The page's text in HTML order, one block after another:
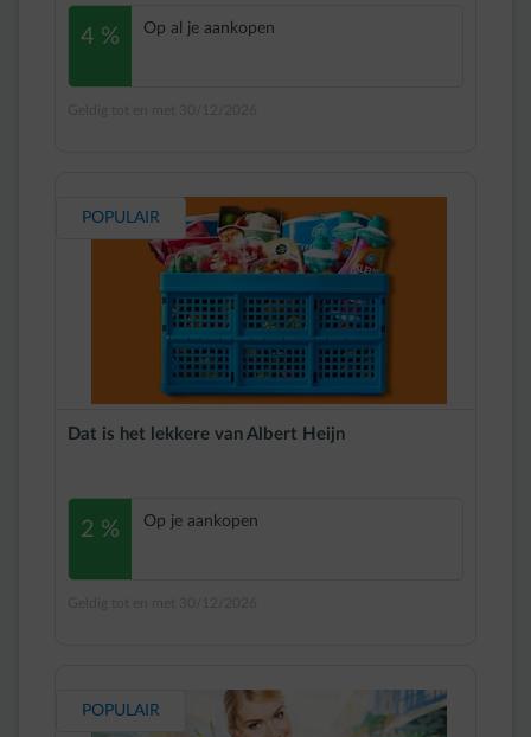
4 % Op al je aankopen
POPULAIR
Dat is het lekkere van Albert Heijn
2 % Op je aankopen
POPULAIR